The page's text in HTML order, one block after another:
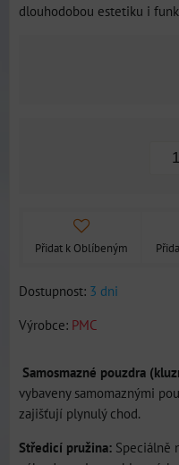
dlouhodobou estetiku i
Přidat k Oblíbeným
Dostupnost: 3 dni
Výrobce: PMC
Samosmazné pouzdra
vybaveny samomaznými
zajišťují plynulý chod.
Středicí pružina: Speciálně